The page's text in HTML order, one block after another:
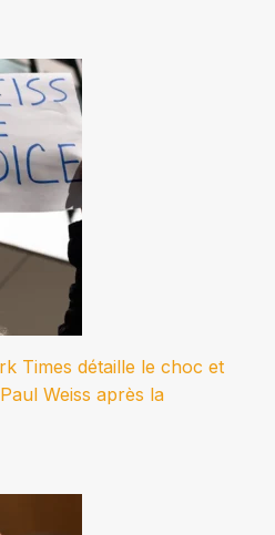
Times détaille le choc et
Weiss après la